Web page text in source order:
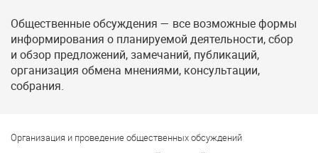
Общественные обсуждения — все возможные формы
информирования о планируемой деятельности, сбор
и обзор предложений, замечаний, публикаций,
организация обмена мнениями, консультации,
собрания.
Организация и проведение общественных обсуждений